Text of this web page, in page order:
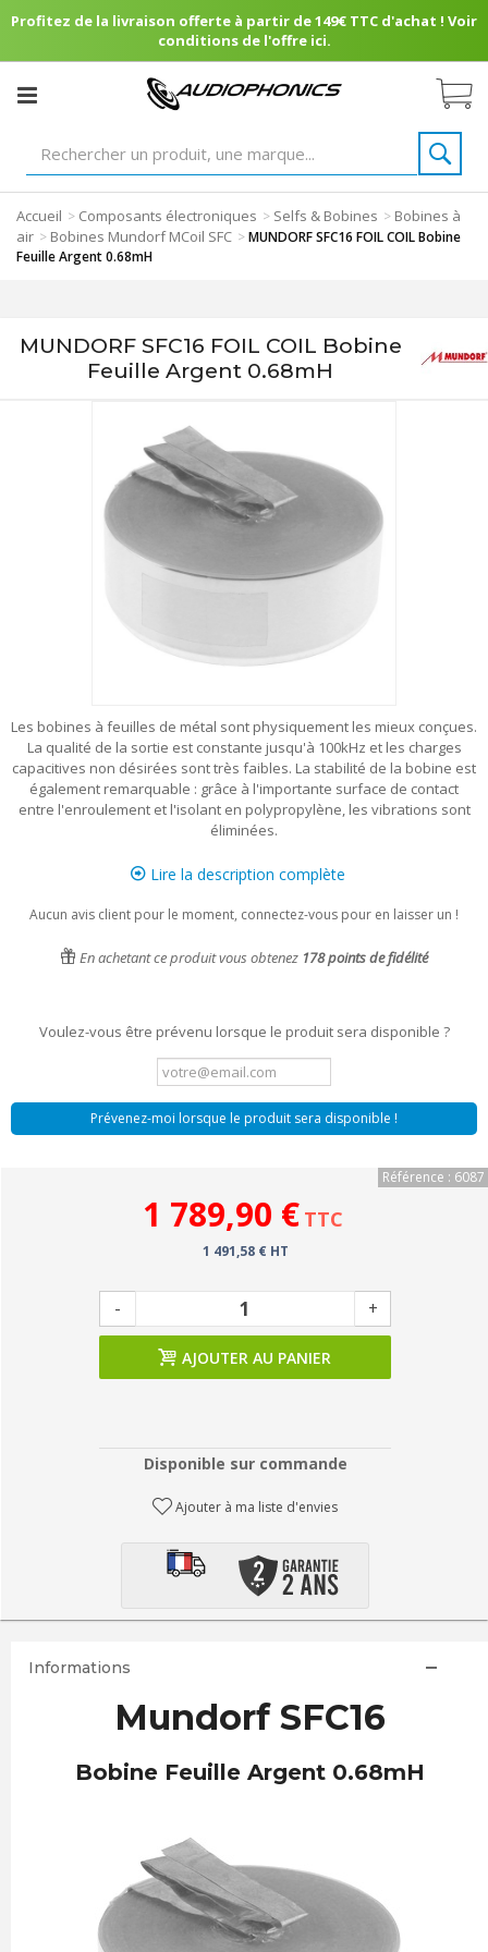
Profitez de la livraison offerte à partir de 149€ TTC d'achat ! Voir
conditions de l'offre ici.
Accueil > Composants électroniques > Selfs & Bobines > Bobines à
air > Bobines Mundorf MCoil SFC >MUNDORF SFC16 FOIL COIL Bobine
Feuille Argent 0.68mH
MUNDORF SFC16 FOIL COIL Bobine
Feuille Argent 0.68mH
Les bobines à feuilles de métal sont physiquement les mieux conçues.
La qualité de la sortie est constante jusqu'à 100kHz et les charges
capacitives non désirées sont très faibles. La stabilité de la bobine est
également remarquable : grâce à l'importante surface de contact
entre l'enroulement et l'isolant en polypropylène, les vibrations sont
éliminées.
Lire la description complète
Aucun avis client pour le moment, connectez-vous pour en laisser un !
En achetant ce produit vous obtenez 178points de fidélité
Voulez-vous être prévenu lorsque le produit sera disponible ?
Prévenez-moi lorsque le produit sera disponible !
Référence : 6087
1 789,90 € TTC
1 491,58 € HT
- +
AJOUTER AU PANIER
Disponible sur commande
Ajouter à ma liste d'envies
Informations
Mundorf SFC16
Bobine Feuille Argent 0.68mH